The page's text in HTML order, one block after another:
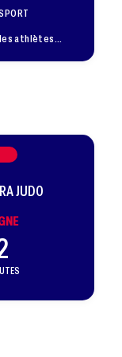
JUDO